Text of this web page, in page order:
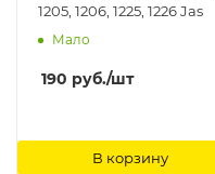
1205, 1206, 1225, 1226 Jas
Мало
190 руб./шт
В корзину